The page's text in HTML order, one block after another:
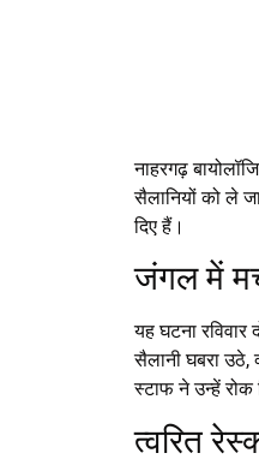
नाहरगढ़
सैलानियों को ले
दिए हैं।
जंगल में
यह घटना
सैलानी घबरा
स्टाफ ने उन्हें रोक
त्वरित